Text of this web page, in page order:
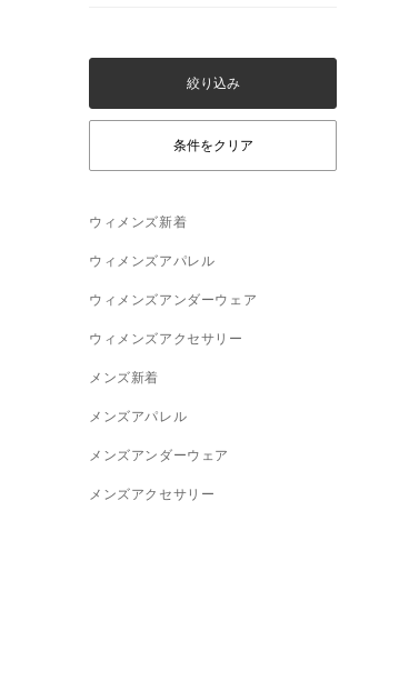
ウィメンズ新着
ウィメンズアパレル
ウィメンズアンダーウェア
ウィメンズアクセサリー
メンズ新着
メンズアパレル
メンズアンダーウェア
メンズアクセサリー